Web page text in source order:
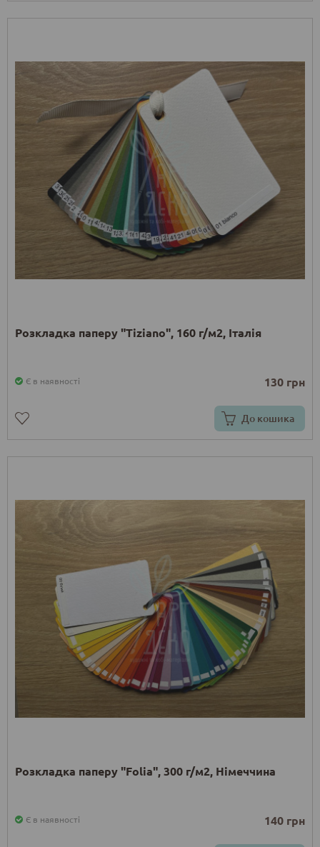
Розкладка паперу "Tiziano", 160 г/м2, Італія
Є в наявності 130 грн
До кошика
Розкладка паперу "Folia", 300 г/м2, Німеччина
Є в наявності 140 грн